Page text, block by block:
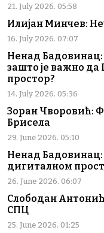
21. July 2026. 05:58
Илијан Минчев:
16. July 2026. 07:07
Ненад Бадовинац:
зашто је важно
простор?
14. July 2026. 05:36
Зоран Чворовић:
Брисела
29. June 2026. 05:10
Ненад Бадовинац:
дигиталном
26. June 2026. 06:07
Слободан
СПЦ
25. June 2026. 01:25